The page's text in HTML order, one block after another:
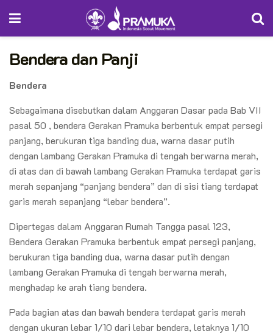
Bendera dan Panji
Bendera
Sebagaimana disebutkan dalam Anggaran Dasar pada Bab VII
pasal 50 , bendera Gerakan Pramuka berbentuk empat persegi
panjang, berukuran tiga banding dua, warna dasar putih
dengan lambang Gerakan Pramuka di tengah berwarna merah,
di atas dan di bawah lambang Gerakan Pramuka terdapat garis
merah sepanjang “panjang bendera” dan di sisi tiang terdapat
garis merah sepanjang “lebar bendera”.
Dipertegas dalam Anggaran Rumah Tangga pasal 123,
Bendera Gerakan Pramuka berbentuk empat persegi panjang,
berukuran tiga banding dua, warna dasar putih dengan
lambang Gerakan Pramuka di tengah berwarna merah,
menghadap ke arah tiang bendera.
Pada bagian atas dan bawah bendera terdapat garis merah
dengan ukuran lebar 1/10 dari lebar bendera, letaknya 1/10